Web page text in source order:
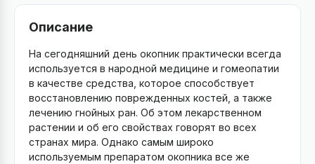
Описание
На сегодняшний день окопник практически всегда
используется в народной медицине и гомеопатии
в качестве средства, которое способствует
восстановлению поврежденных костей, а также
лечению гнойных ран. Об этом лекарственном
растении и об его свойствах говорят во всех
странах мира. Однако самым широко
используемым препаратом окопника все же